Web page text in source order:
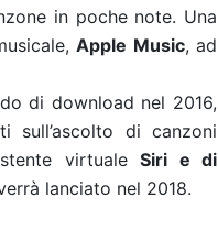
in poche note. Una
Apple Music, ad
di download nel 2016,
sull’ascolto di canzoni
virtuale Siri e di
lanciato nel 2018.